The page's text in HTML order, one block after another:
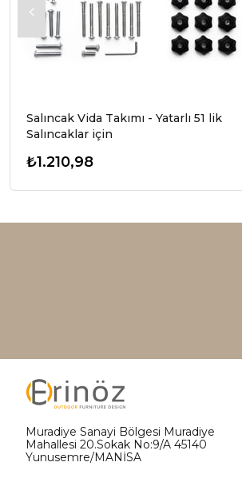
Salıncak Vida Takımı - Yatarlı 51 lik
Salıncaklar için
₺1.210,98
Muradiye Sanayi Bölgesi Muradiye
Mahallesi 20.Sokak No:9/A 45140
Yunusemre/MANİSA